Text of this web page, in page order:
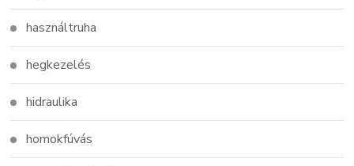
használtruha
hegkezelés
hidraulika
homokfúvás